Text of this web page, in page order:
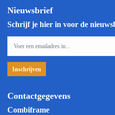
Nieuwsbrief
Schrijf je hier in voor de
Contactgegevens
Combiframe